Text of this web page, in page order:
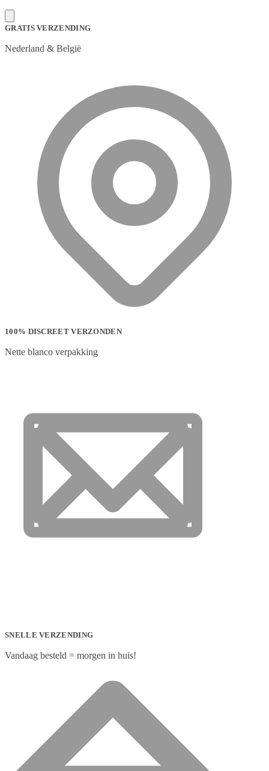
GRATIS VERZENDING
Nederland & België
100% DISCREET VERZONDEN
Nette blanco verpakking
SNELLE VERZENDING
Vandaag besteld = morgen in huis!